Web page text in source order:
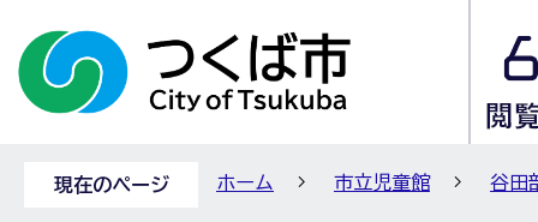
現在のページ ホーム 市立児童館 谷田